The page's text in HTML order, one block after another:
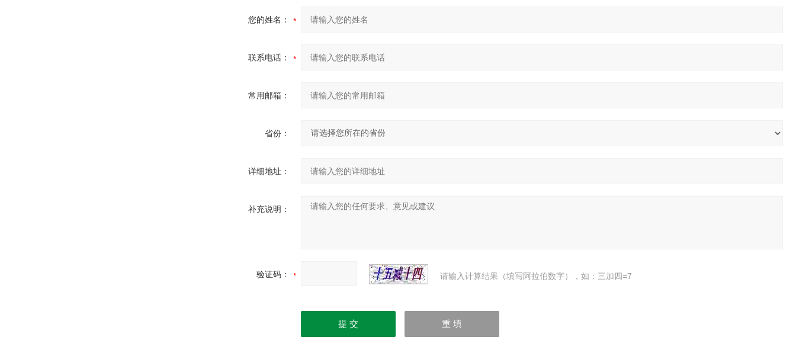
您的姓名：
联系电话：
常用邮箱：
省份：
详细地址：
补充说明：
验证码： 请输入计算结果（填写阿拉伯数字），如：三加四=7